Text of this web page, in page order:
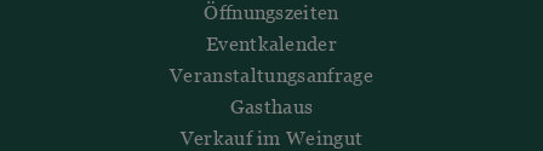
Öffnungszeiten
Eventkalender
Veranstaltungsanfrage
Gasthaus
Verkauf im Weingut